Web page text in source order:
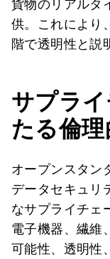
貨物のリアルタ
供。これにより
階で透明性と説
サプラ
たる倫
オープンスタン
データセキュリ
なサプライチェ
電子機器、繊維
可能性、透明性